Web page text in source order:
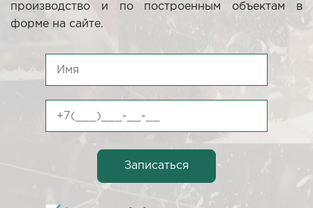
производство и по построенным объектам в
форме на сайте.